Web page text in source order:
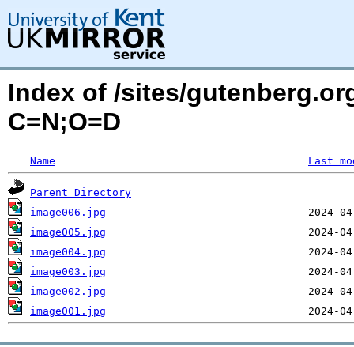
Index of /sites/
C=N;O=D
Name Last
Parent Directory
image006.jpg
image005.jpg
image004.jpg
image003.jpg
image002.jpg
image001.jpg